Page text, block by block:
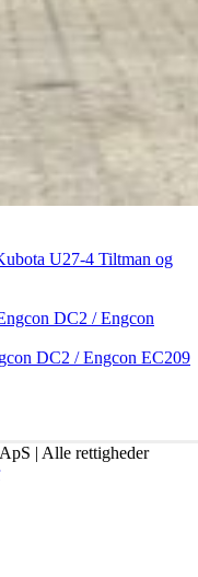
U27-4 Tiltman og
DC2 / Engcon EC209
| Alle rettigheder